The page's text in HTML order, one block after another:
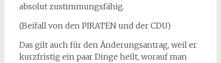
absolut zustimmungsfähig.
(Beifall von den PIRATEN und der CDU)
Das gilt auch für den Änderungsantrag, weil er
kurzfristig ein paar Dinge heilt, worauf man